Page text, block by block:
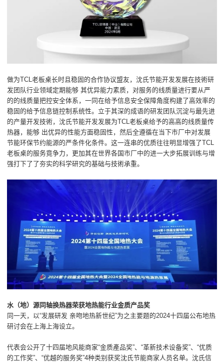
做为TCL老板桌长时且稳固的合作协议盟友，沈氏节能开发发展在技術研
发团队行业领域定期能够 其优异能力素质，对服务的线质量进行要从严
的的线质量把控安全体系，一同在给予信息安全保障角度构建了高效率的
稳固的给予信息链控制系统性。立于其深的成语的研发团队沉淀与最先进
的产量开发技術，沈氏节能开发发展为TCL老板桌给予的高高的线质量传
热器，能够 出优异的性能方面稳固性，然后全遵循在当下市厂中对发展
节能环保节约能源的严条件化条件。这一连串的优质往往明显增强了TCL
老板桌的服务竟争力，更加其在世界各国市厂中的进一大步拓展训练与增
强打下了了夯实的科学研究的基础与技術承重。
水（地）源同轴换热器荣获地热能行业金质产品奖
同一天，以“发展研发 亲吻地热新世纪”为之主要题的2024十四届公布地热
研讨会在上海上海设立。
代表会公开了十四届地风能商家“金质產品奖”、“革新技术设备奖”、“优质
的工作奖”、“优越的服务奖”4种类别获奖沈氏节能商家人员名单。沈氏信